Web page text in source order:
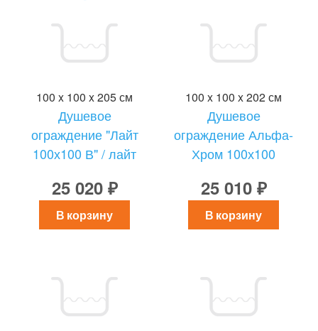
100 x 100 x 205 см
Душевое
ограждение "Лайт
100х100 В" / лайт
25 020 ₽
В корзину
100 x 100 x 202 см
Душевое
ограждение Альфа-
Хром 100х100
25 010 ₽
В корзину